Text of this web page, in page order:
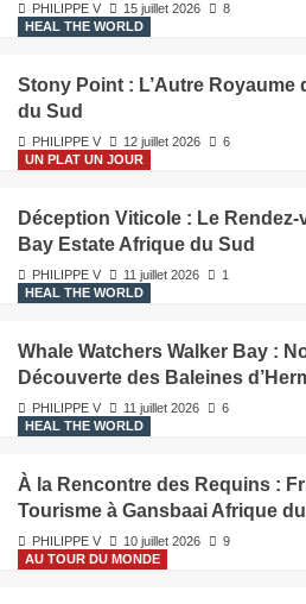
PHILIPPE V 15 juillet 2026
8
HEAL THE WORLD
Stony Point : L’Autre Royaume
du Sud
PHILIPPE V 12 juillet 2026
6
UN PLAT UN JOUR
Déception Viticole : Le
Bay Estate Afrique du Sud
PHILIPPE V 11 juillet 2026
1
HEAL THE WORLD
Whale Watchers Walker Bay :
Découverte des Baleines
PHILIPPE V 11 juillet 2026
6
HEAL THE WORLD
À la Rencontre des Requins :
Tourisme à Gansbaai Afrique
PHILIPPE V 10 juillet 2026
9
AU TOUR DU MONDE